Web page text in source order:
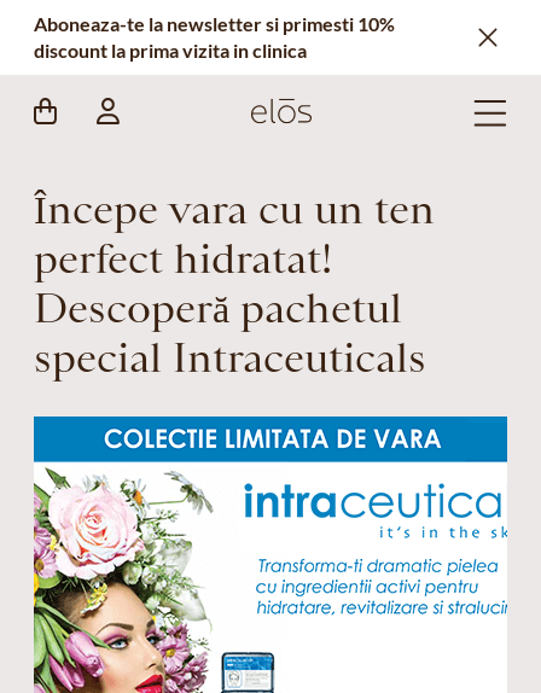
Aboneaza-te la newsletter si primesti 10%
discount la prima vizita in clinica
Începe vara cu un ten
perfect hidratat!
Descoperă pachetul
special Intraceuticals